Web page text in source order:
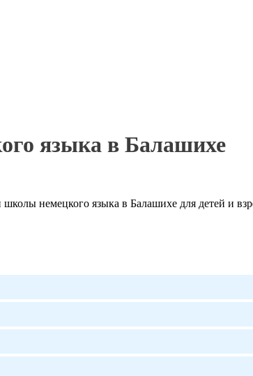
языка в Балашихе
немецкого языка в Балашихе для детей и